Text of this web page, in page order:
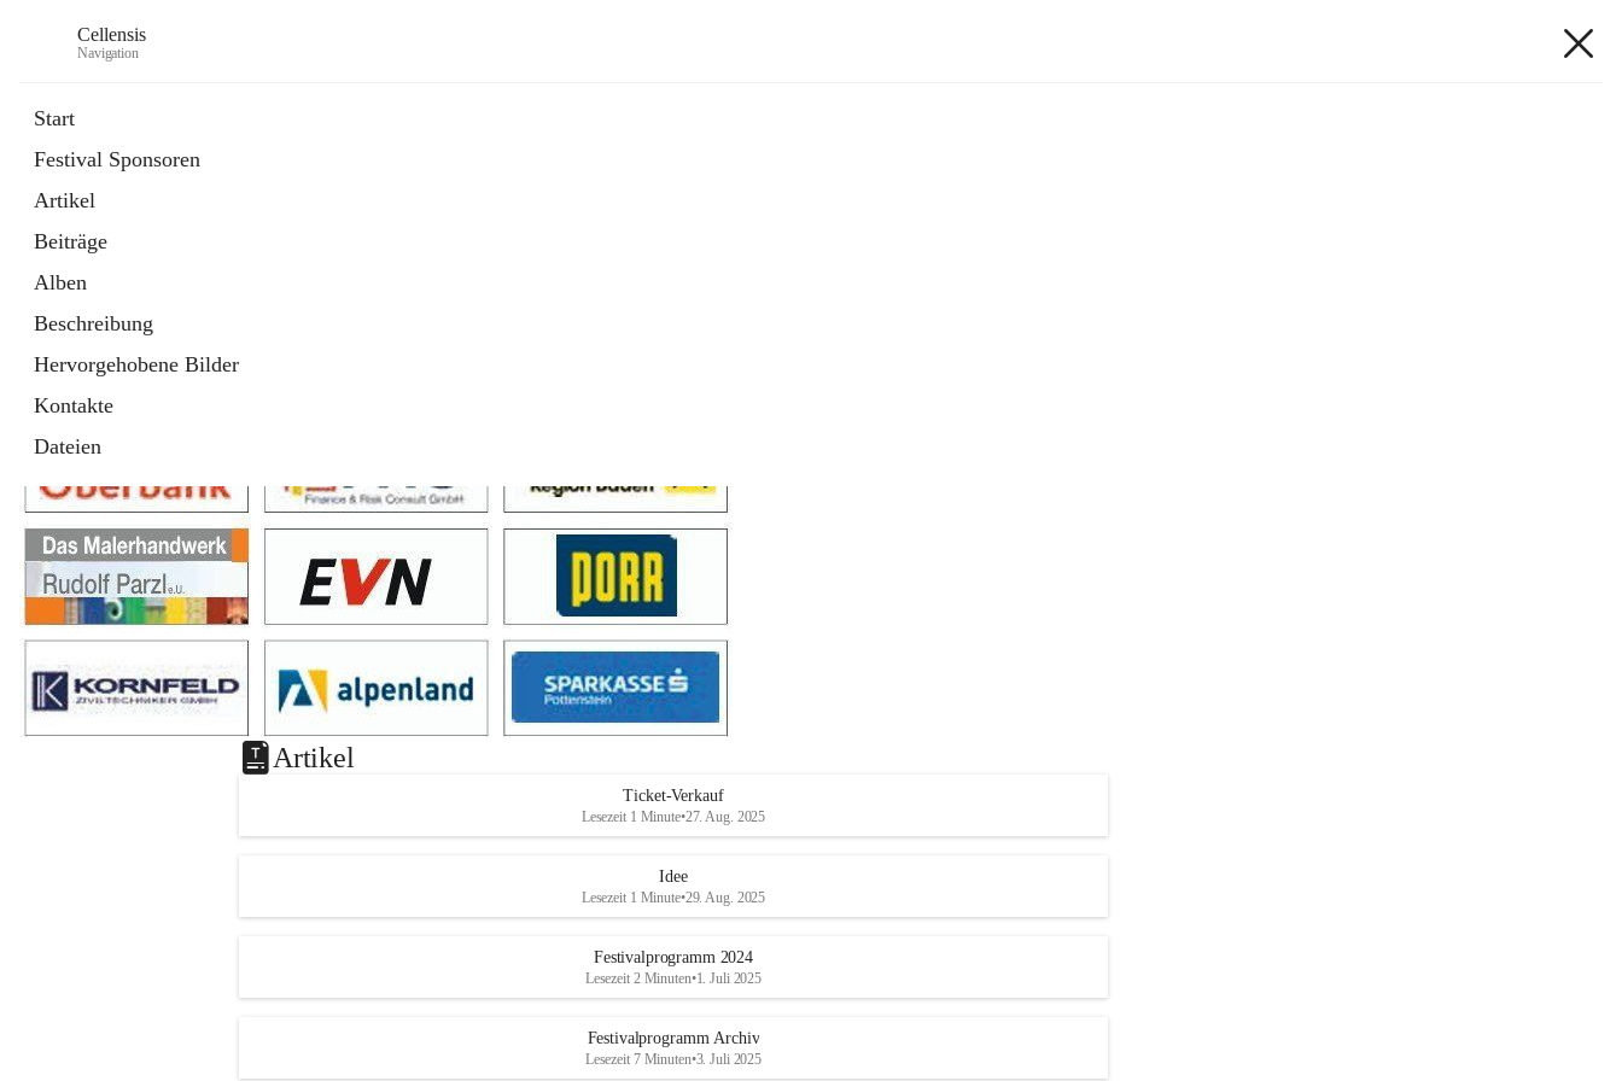
Cellensis
Navigation
Start
Festival Sponsoren
Artikel
Beiträge
Alben
Beschreibung
Hervorgehobene Bilder
Kontakte
Dateien
Festival Sponsoren
Artikel
Ticket-Verkauf
Lesezeit 1 Minute•27. Aug. 2025
Idee
Lesezeit 1 Minute•29. Aug. 2025
Festivalprogramm 2024
Lesezeit 2 Minuten•1. Juli 2025
Festivalprogramm Archiv
Lesezeit 7 Minuten•3. Juli 2025